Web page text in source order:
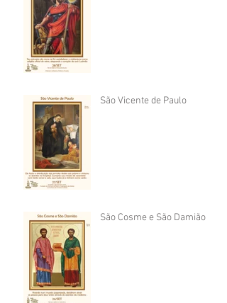
São Vicente de Paulo
São Cosme e São Damião